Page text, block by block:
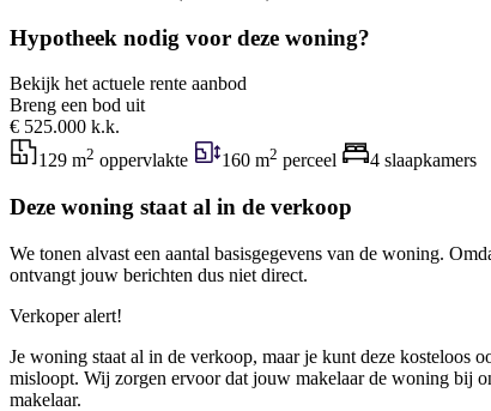
Hypotheek nodig voor deze woning?
Bekijk het actuele rente aanbod
Breng een bod uit
€ 525.000 k.k.
129 m2 oppervlakte 160 m2 perceel 4 slaapkamers
Deze woning staat al in de verkoop
We tonen alvast een aantal basisgegevens van de woning.
ontvangt jouw berichten dus niet direct.
Verkoper alert!
Je woning staat al in de verkoop, maar je kunt deze kosteloos
misloopt. Wij zorgen ervoor dat jouw makelaar de woning bij
makelaar.